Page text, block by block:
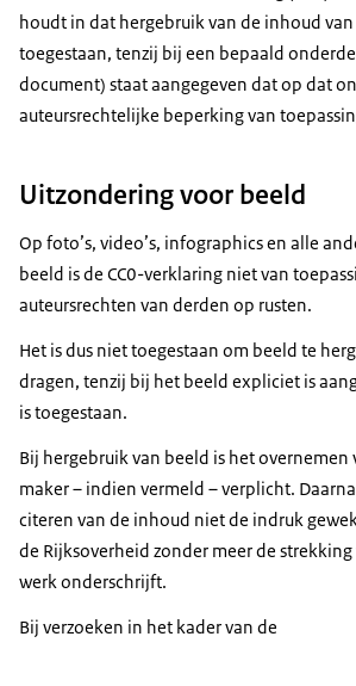
houdt in dat hergebruik van de inhoud van
toegestaan, tenzij bij een bepaald
document) staat aangegeven dat op dat
auteursrechtelijke beperking van
Uitzondering voor beeld
Op foto’s, video’s, infographics en alle
beeld is de CC0-verklaring niet van
auteursrechten van derden op rusten.
Het is dus niet toegestaan om beeld te
dragen, tenzij bij het beeld expliciet is
is toegestaan.
Bij hergebruik van beeld is het overnemen
maker – indien vermeld – verplicht.
citeren van de inhoud niet de indruk
de Rijksoverheid zonder meer de
werk onderschrijft.
Bij verzoeken in het kader van de